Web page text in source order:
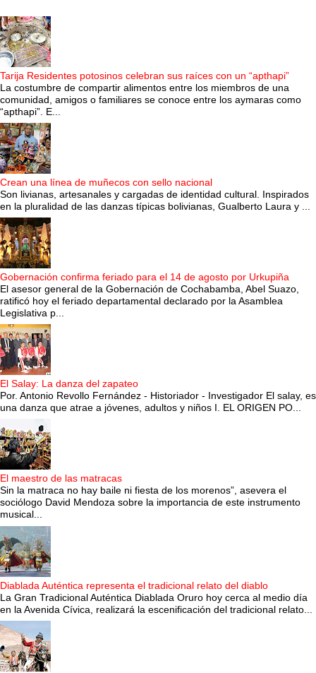
Tarija Residentes potosinos celebran sus raíces con un “apthapi”
La costumbre de compartir alimentos entre los miembros de una
comunidad, amigos o familiares se conoce entre los aymaras como
“apthapi”. E...
Crean una línea de muñecos con sello nacional
Son livianas, artesanales y cargadas de identidad cultural. Inspirados
en la pluralidad de las danzas típicas bolivianas, Gualberto Laura y ...
Gobernación confirma feriado para el 14 de agosto por Urkupiña
El asesor general de la Gobernación de Cochabamba, Abel Suazo,
ratificó hoy el feriado departamental declarado por la Asamblea
Legislativa p...
El Salay: La danza del zapateo
Por. Antonio Revollo Fernández - Historiador - Investigador El salay, es
una danza que atrae a jóvenes, adultos y niños I. EL ORIGEN PO...
El maestro de las matracas
Sin la matraca no hay baile ni fiesta de los morenos”, asevera el
sociólogo David Mendoza sobre la importancia de este instrumento
musical...
Diablada Auténtica representa el tradicional relato del diablo
La Gran Tradicional Auténtica Diablada Oruro hoy cerca al medio día
en la Avenida Cívica, realizará la escenificación del tradicional relato...